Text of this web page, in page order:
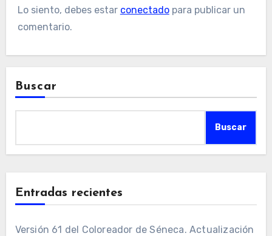
Lo siento, debes estar conectadopara publicar un
comentario.
Buscar
Buscar
Entradas recientes
Versión 61 del Coloreador de Séneca. Actualización